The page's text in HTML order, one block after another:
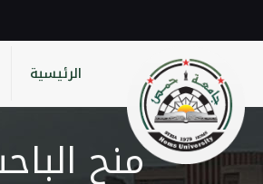
الرئيسية
منح